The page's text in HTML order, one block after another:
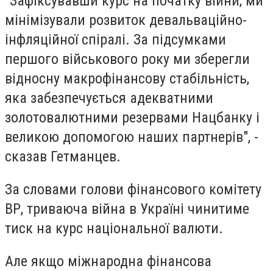
мінімізували розвиток девальваційно-
інфляційної спіралі. За підсумками
першого військового року ми зберегли
відносну макрофінансову стабільність,
яка забезпечується адекватними
золотовалютними резервами Нацбанку і
великою допомогою наших партнерів", -
сказав Гетманцев.
За словами голови фінансового комітету
ВР, триваюча війна в Україні чинитиме
тиск на курс національної валюти.
Але якщо міжнародна фінансова